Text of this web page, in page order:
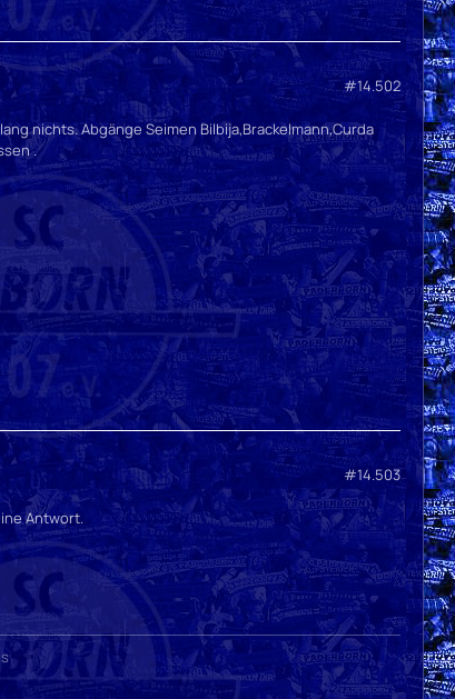
#14.502
nichts. Abgänge Seimen Bilbija,Brackelmann,Curda
.
#14.503
Antwort.